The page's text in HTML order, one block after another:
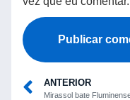
ANTERIOR